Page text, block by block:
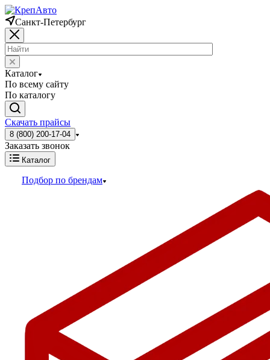
Санкт-Петербург
Каталог
По всему сайту
По каталогу
Скачать прайсы
8 (800) 200-17-04
Заказать звонок
Каталог
Подбор по брендам